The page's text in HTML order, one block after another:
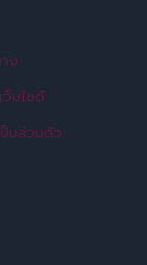
ง
ว็บไซต์
ป็นส่วนตัว